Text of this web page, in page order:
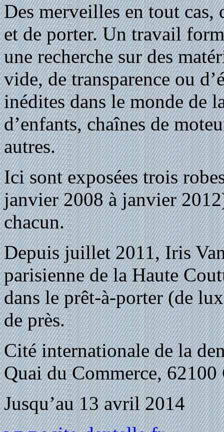
Des merveilles en tout
et de porter. Un travail
une recherche sur des
vide, de transparence ou
inédites dans le monde de
d’enfants, chaînes de
autres.
Ici sont exposées trois
janvier 2008 à janvier
chacun.
Depuis juillet 2011, Iris
parisienne de la Haute
dans le prêt-à-porter (de
de près.
Cité internationale de la
Quai du Commerce,
Jusqu’au 13 avril 2014